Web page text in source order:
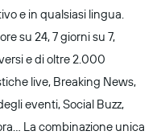
e in qualsiasi lingua.
su 24, 7 giorni su 7,
e di oltre 2.000
live, Breaking News,
eventi, Social Buzz,
La combinazione unica